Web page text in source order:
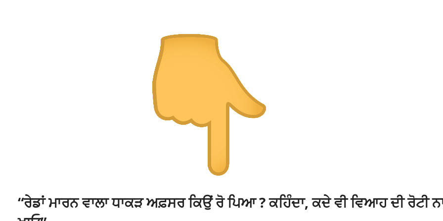
“ਰੇਡਾਂ ਮਾਰਨ ਵਾਲਾ ਧਾਕੜ ਅਫ਼ਸਰ ਕਿਉਂ ਰੋ ਪਿਆ ? ਕਹਿੰਦਾ, ਕਦੇ ਵੀ ਵਿਆਹ ਦੀ ਰੋਟੀ